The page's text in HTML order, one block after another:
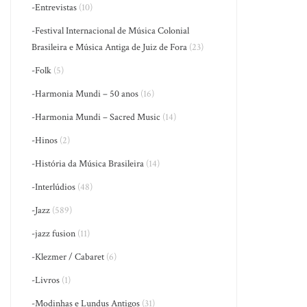
-Entrevistas (10)
-Festival Internacional de Música Colonial
Brasileira e Música Antiga de Juiz de Fora (23)
-Folk (5)
-Harmonia Mundi – 50 anos (16)
-Harmonia Mundi – Sacred Music (14)
-Hinos (2)
-História da Música Brasileira (14)
-Interlúdios (48)
-Jazz (589)
-jazz fusion (11)
-Klezmer / Cabaret (6)
-Livros (1)
-Modinhas e Lundus Antigos (31)